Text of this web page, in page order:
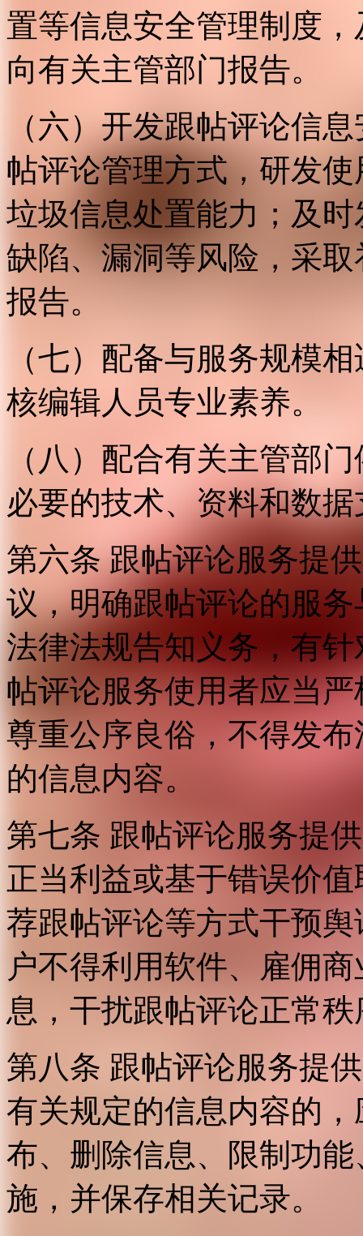
置等信息安全管理制度
向有关主管部门报告。
（六）开发跟帖评论信
帖评论管理方式，研发
垃圾信息处置能力；及
缺陷、漏洞等风险，采
报告。
（七）配备与服务规模
核编辑人员专业素养。
（八）配合有关主管部
必要的技术、资料和数
第六条 跟帖评论服务提
议，明确跟帖评论的服
法律法规告知义务，有
帖评论服务使用者应当
尊重公序良俗，不得发
的信息内容。
第七条 跟帖评论服务提
正当利益或基于错误价
荐跟帖评论等方式干预
户不得利用软件、雇佣
息，干扰跟帖评论正常
第八条 跟帖评论服务提
有关规定的信息内容的
布、删除信息、限制功
施，并保存相关记录。